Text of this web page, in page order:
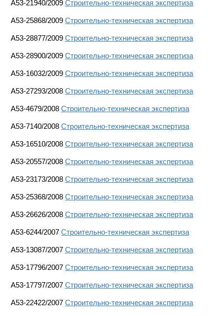
A53-21940/2009 Строительно-техническая экспертиза
A53-25868/2009 Строительно-техническая экспертиза
A53-28877/2009 Строительно-техническая экспертиза
A53-28900/2009 Строительно-техническая экспертиза
A53-16032/2009 Строительно-техническая экспертиза
А53-27293/2008 Строительно-техническая экспертиза
A53-4679/2008 Строительно-техническая экспертиза
А53-7140/2008 Строительно-техническая экспертиза
А53-16510/2008 Строительно-техническая экспертиза
А53-20557/2008 Строительно-техническая экспертиза
А53-23173/2008 Строительно-техническая экспертиза
А53-25368/2008 Строительно-техническая экспертиза
A53-26626/2008 Строительно-техническая экспертиза
A53-6244/2007 Строительно-техническая экспертиза
А53-13087/2007 Строительно-техническая экспертиза
A53-17796/2007 Строительно-техническая экспертиза
А53-17797/2007 Строительно-техническая экспертиза
А53-22422/2007 Строительно-техническая экспертиза